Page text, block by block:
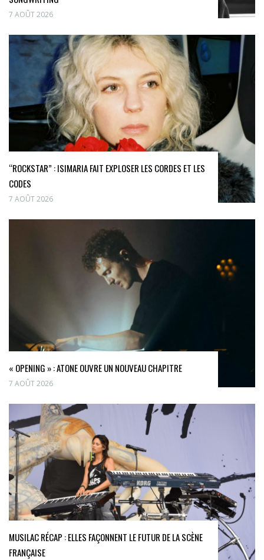
7 AOÛT 2026
“ROCKSTAR” : ISIMARIA FAIT EXPLOSER LES CORDES ET LES
CODES
7 AOÛT 2026
« OPENING » : ATONE OUVRE UN NOUVEAU CHAPITRE
7 AOÛT 2026
MUSILAC RÉCAP : ELLES FAÇONNENT LE FUTUR DE LA SCÈNE
FRANÇAISE